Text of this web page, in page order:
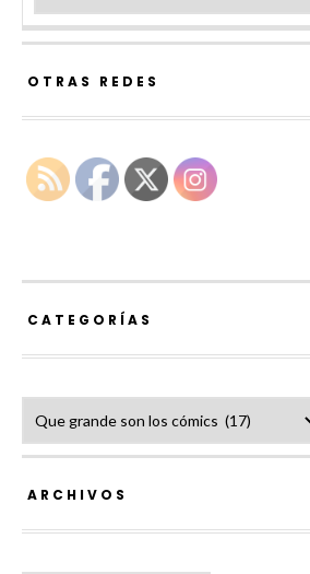
OTRAS REDES
CATEGORÍAS
ARCHIVOS